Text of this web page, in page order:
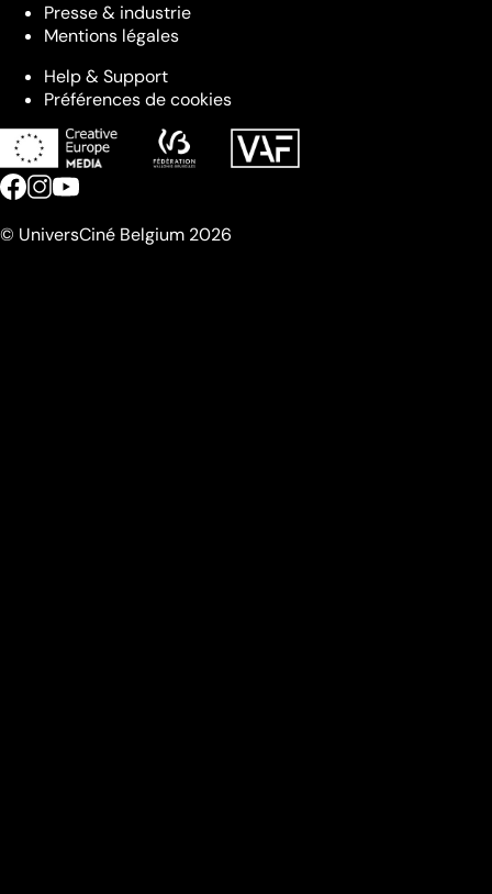
Presse & industrie
Mentions légales
Help & Support
Préférences de cookies
© UniversCiné Belgium 2026